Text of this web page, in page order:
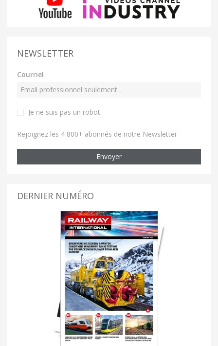
NEWSLETTER
Courriel
Je ne suis pas un robot.
Rejoignez les 4 800+ abonnés de notre Newsletter
Envoyer
DERNIER NUMÉRO